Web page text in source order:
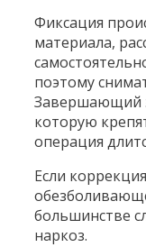
Фиксация
материала,
поэтому
Завершающий
которую
операция
Если
большинстве
наркоз.